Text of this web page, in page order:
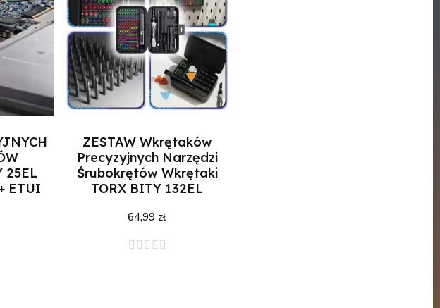
25EL
ETUI
ZESTAW Wkrętaków
Precyzyjnych Narzędzi
Śrubokrętów Wkrętaki
TORX BITY 132EL
64,99 zł
    